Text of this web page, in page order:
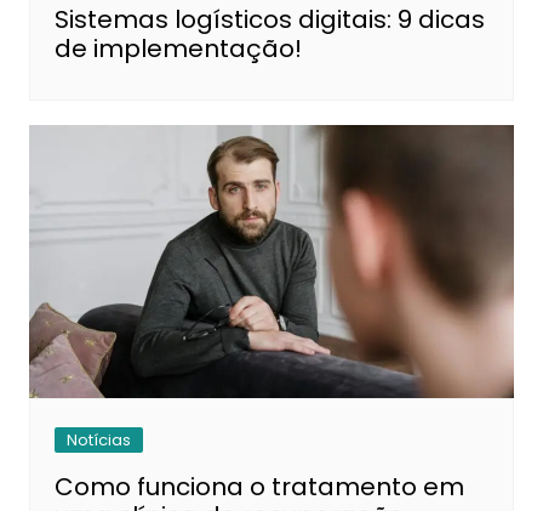
Sistemas logísticos digitais: 9 dicas
de implementação!
Notícias
Como funciona o tratamento em